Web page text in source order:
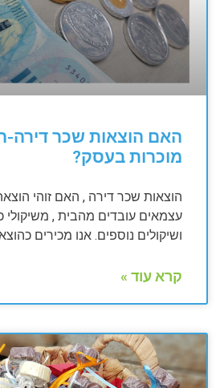
האם הוצאות שכר דירה-
מוכרות בעסק?
הוצאות שכר דירה , האם זוהי
עצמאים עובדים מהבית , משיקולי
ושיקולים נוספים. אנו מכירים
קרא עוד »